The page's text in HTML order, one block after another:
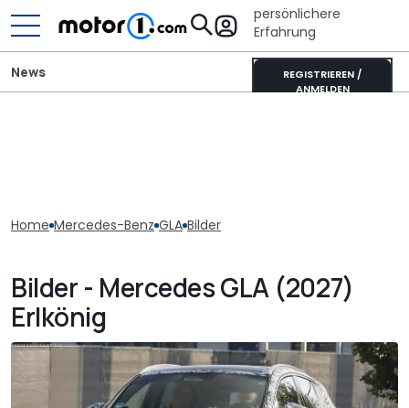
persönlichere
Erfahrung
REGISTRIEREN /
ANMELDEN
News
Home Mercedes-Benz GLA Bilder
Bilder - Mercedes GLA (2027)
Erlkönig